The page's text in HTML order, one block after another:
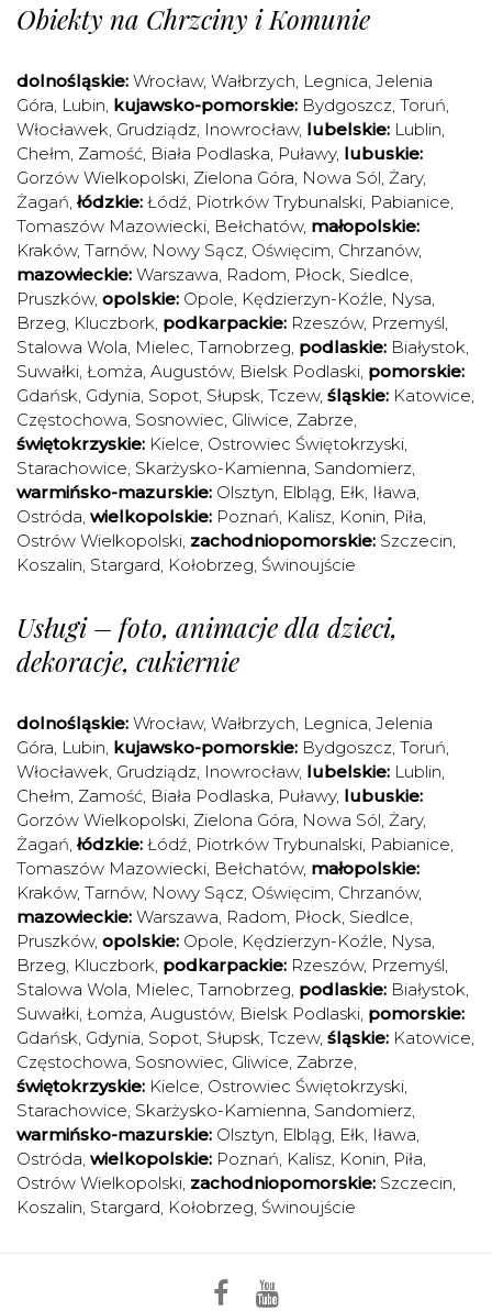
Obiekty na Chrzciny i Komunie
dolnośląskie: Wrocław, Wałbrzych, Legnica, Jelenia
Góra, Lubin, kujawsko-pomorskie: Bydgoszcz, Toruń,
Włocławek, Grudziądz, Inowrocław, lubelskie: Lublin,
Chełm, Zamość, Biała Podlaska, Puławy, lubuskie:
Gorzów Wielkopolski, Zielona Góra, Nowa Sól, Żary,
Żagań, łódzkie: Łódź, Piotrków Trybunalski, Pabianice,
Tomaszów Mazowiecki, Bełchatów, małopolskie:
Kraków, Tarnów, Nowy Sącz, Oświęcim, Chrzanów,
mazowieckie: Warszawa, Radom, Płock, Siedlce,
Pruszków, opolskie: Opole, Kędzierzyn-Koźle, Nysa,
Brzeg, Kluczbork, podkarpackie: Rzeszów, Przemyśl,
Stalowa Wola, Mielec, Tarnobrzeg, podlaskie: Białystok,
Suwałki, Łomża, Augustów, Bielsk Podlaski, pomorskie:
Gdańsk, Gdynia, Sopot, Słupsk, Tczew, śląskie: Katowice,
Częstochowa, Sosnowiec, Gliwice, Zabrze,
świętokrzyskie: Kielce, Ostrowiec Świętokrzyski,
Starachowice, Skarżysko-Kamienna, Sandomierz,
warmińsko-mazurskie: Olsztyn, Elbląg, Ełk, Iława,
Ostróda, wielkopolskie: Poznań, Kalisz, Konin, Piła,
Ostrów Wielkopolski, zachodniopomorskie: Szczecin,
Koszalin, Stargard, Kołobrzeg, Świnoujście
Usługi – foto, animacje dla dzieci,
dekoracje, cukiernie
dolnośląskie: Wrocław, Wałbrzych, Legnica, Jelenia
Góra, Lubin, kujawsko-pomorskie: Bydgoszcz, Toruń,
Włocławek, Grudziądz, Inowrocław, lubelskie: Lublin,
Chełm, Zamość, Biała Podlaska, Puławy, lubuskie:
Gorzów Wielkopolski, Zielona Góra, Nowa Sól, Żary,
Żagań, łódzkie: Łódź, Piotrków Trybunalski, Pabianice,
Tomaszów Mazowiecki, Bełchatów, małopolskie:
Kraków, Tarnów, Nowy Sącz, Oświęcim, Chrzanów,
mazowieckie: Warszawa, Radom, Płock, Siedlce,
Pruszków, opolskie: Opole, Kędzierzyn-Koźle, Nysa,
Brzeg, Kluczbork, podkarpackie: Rzeszów, Przemyśl,
Stalowa Wola, Mielec, Tarnobrzeg, podlaskie: Białystok,
Suwałki, Łomża, Augustów, Bielsk Podlaski, pomorskie:
Gdańsk, Gdynia, Sopot, Słupsk, Tczew, śląskie: Katowice,
Częstochowa, Sosnowiec, Gliwice, Zabrze,
świętokrzyskie: Kielce, Ostrowiec Świętokrzyski,
Starachowice, Skarżysko-Kamienna, Sandomierz,
warmińsko-mazurskie: Olsztyn, Elbląg, Ełk, Iława,
Ostróda, wielkopolskie: Poznań, Kalisz, Konin, Piła,
Ostrów Wielkopolski, zachodniopomorskie: Szczecin,
Koszalin, Stargard, Kołobrzeg, Świnoujście